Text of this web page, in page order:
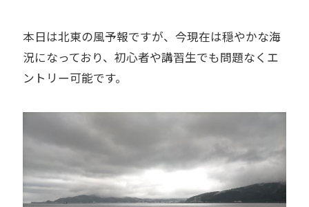
本日は北東の風予報ですが、今現在は穏やかな海
況になっており、初心者や講習生でも問題なくエ
ントリー可能です。